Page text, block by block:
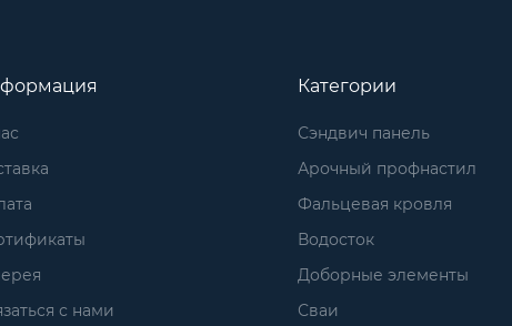
с нами
Категории
Сэндвич панель
Арочный профнастил
Фальцевая кровля
Водосток
Доборные элементы
Сваи